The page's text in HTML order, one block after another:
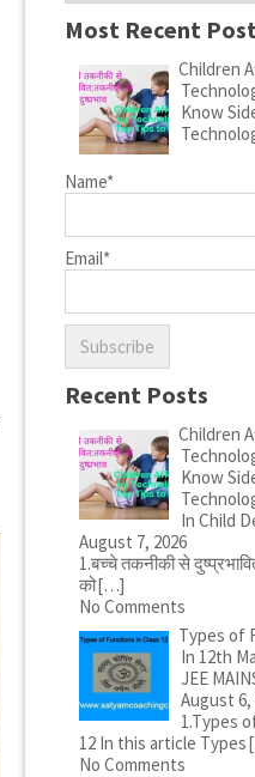
Most Recent
Children
Know
Name*
Email*
Recent Posts
Children
Know
In Child
August 7, 2026
1.बच्चे तकनीकी से
को[…]
No Comments
Types of
In 12th
JEE
August 6,
1.Types
12 In this article Types
No Comments